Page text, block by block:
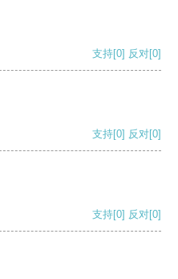
支持[0] 反对[0]
支持[0] 反对[0]
支持[0] 反对[0]